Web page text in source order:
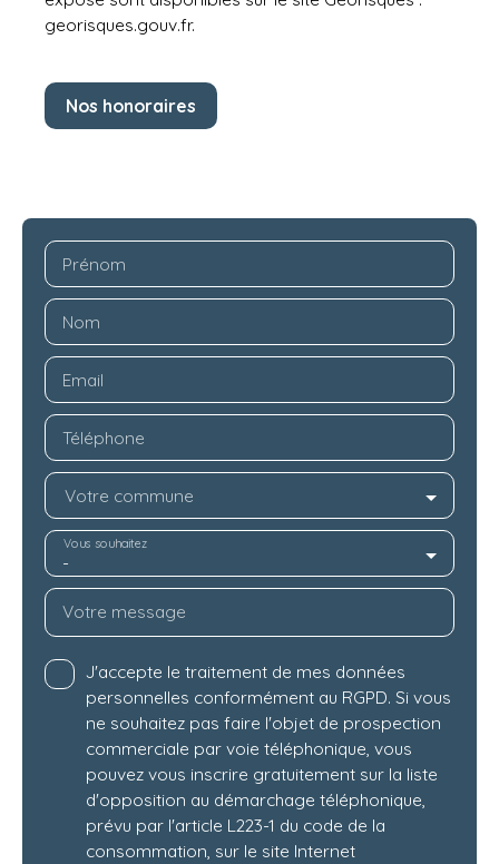
georisques.gouv.fr.
Nos honoraires
Prénom
Nom
Email
Téléphone
Votre commune
-
Vous souhaitez
Votre message
J'accepte le traitement de mes données
personnelles conformément au RGPD. Si vous
ne souhaitez pas faire l'objet de prospection
commerciale par voie téléphonique, vous
pouvez vous inscrire gratuitement sur la liste
d'opposition au démarchage téléphonique,
prévu par l'article L223-1 du code de la
consommation, sur le site Internet